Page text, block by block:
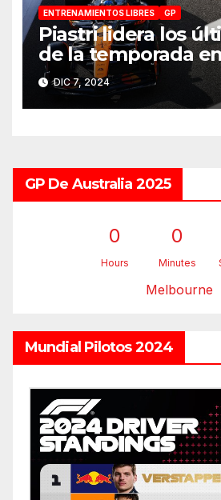
ENTRENAMIENTOS LIBRES GP
Piastri lidera los
de la temporada
Dhabi 2024
DIC 7, 2024
GP De Australia 2025
0
Hours
0
Minutes
Melbourne
Mundial Pilotos 2024